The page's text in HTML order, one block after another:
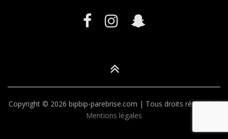
Copyright © 2026 bipbip-parebrise.com | Tous droits réservés |
Mentions légales